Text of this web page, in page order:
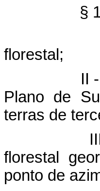
florestal;
o contrato
Plano de
terras de
a
florestal
ponto de